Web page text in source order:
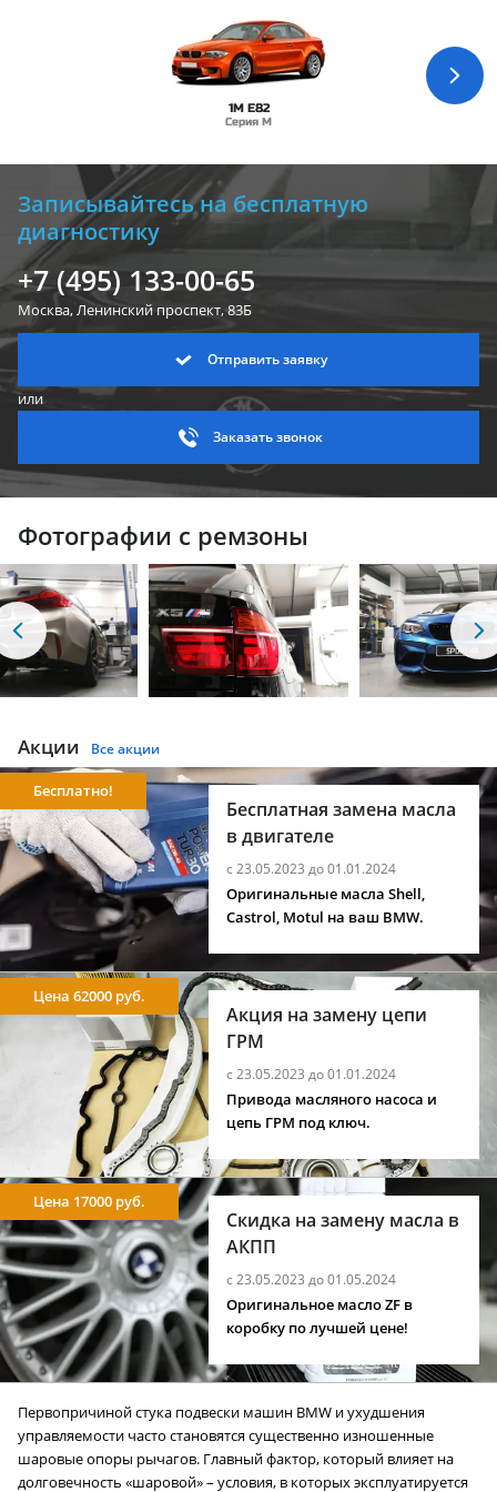
1M E82
Серия M
Записывайтесь на бесплатную
диагностику
+7 (495) 133-00-65
Москва, Ленинскийпроспект, 83Б
Отправить заявку
или
Заказать звонок
Фотографии с ремзоны
Акции Все акции
Бесплатная замена масла
в двигателе
с 23.05.2023 до 01.01.2024
Бесплатно!
Оригинальные масла Shell,
Castrol, Motul на ваш BMW.
Акция на замену цепи
ГРМ
с 23.05.2023 до 01.01.2024
Цена 62000 руб.
Привода масляного насоса и
цепь ГРМ под ключ.
Скидка на замену масла в
АКПП
с 23.05.2023 до 01.05.2024
Цена 17000 руб.
Оригинальное масло ZF в
коробку по лучшей цене!
Первопричиной стука подвески машин BMW и ухудшения
управляемости часто становятся существенно изношенные
шаровые опоры рычагов. Главный фактор, который влияет на
долговечность «шаровой» – условия, в которых эксплуатируется